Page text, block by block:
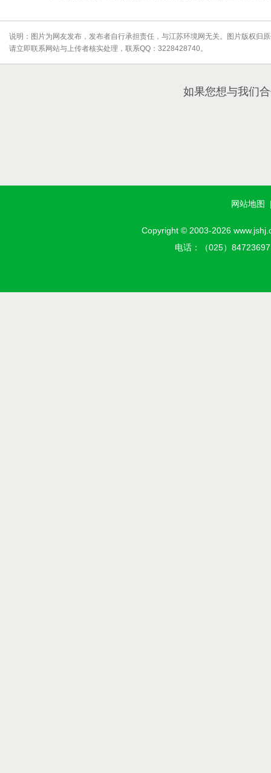
说明：图片为网友发布，发布者自行承担责任，与江苏环境网无关。图片版权归
请立即联系网站与上传者核实处理，联系QQ：3228428740。
如果您想与我们
网站地图
Copyright © 2003-2026
电话：（025）